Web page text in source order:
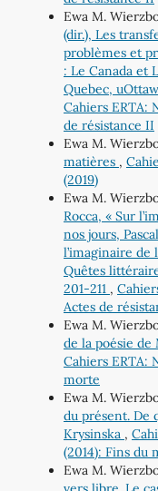
Ewa M.
(dir.), Les
problèmes et
: Le Canada et
Quebec,
Cahiers ERTA:
de résistance II
Ewa M.
matières ,
(2019)
Ewa M.
Rocca, « Sur
nos jours,
l’imaginaire de
Quêtes
201-211 ,
Actes de
Ewa M.
de la poésie de
Cahiers ERTA:
morte
Ewa M.
du présent. De
Krysinska ,
(2014): Fins du
Ewa M.